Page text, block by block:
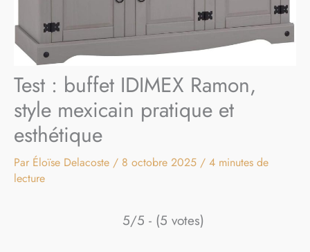
Test : buffet IDIMEX Ramon,
style mexicain pratique et
esthétique
Par Éloïse Delacoste / 8 octobre 2025 / 4 minutes de
lecture
5/5 - (5 votes)